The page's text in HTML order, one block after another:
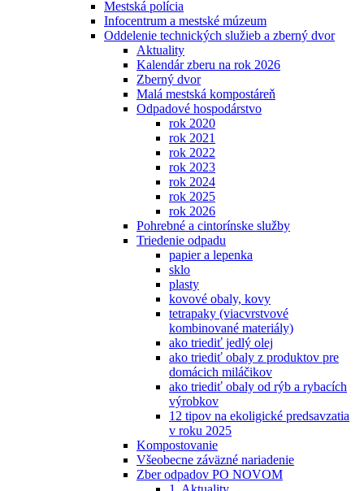
Mestská polícia
Infocentrum a mestské múzeum
Oddelenie technických služieb a zberný dvor
Aktuality
Kalendár zberu na rok 2026
Zberný dvor
Malá mestská kompostáreň
Odpadové hospodárstvo
rok 2020
rok 2021
rok 2022
rok 2023
rok 2024
rok 2025
rok 2026
Pohrebné a cintorínske služby
Triedenie odpadu
papier a lepenka
sklo
plasty
kovové obaly, kovy
tetrapaky (viacvrstvové
kombinované materiály)
ako triediť jedlý olej
ako triediť obaly z produktov pre
domácich miláčikov
ako triediť obaly od rýb a rybacích
výrobkov
12 tipov na ekoligické predsavzatia
v roku 2025
Kompostovanie
Všeobecne záväzné nariadenie
Zber odpadov PO NOVOM